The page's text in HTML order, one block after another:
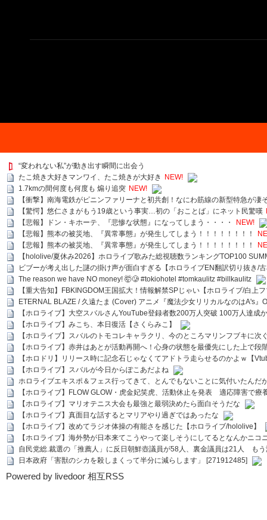
“変われない私”が動き出す瞬間に出会う
たこ焼き大好きマンワイ、たこ焼きが大好き NEW!
1.7kmの間何度も何度も 煽り追突 NEW!
【衝撃】南海電鉄がピニンファリーナと初共創！なにわ筋線の新型特急が凄
【驚愕】悠仁さまがもう19歳という事実…初の「おことば」にネット民驚嘆
【悲報】ドン・キホーテ、『悲惨な状態』になってしまう・・・・
NEW!
【悲報】熊本の被災地、『異常事態』が発生してしまう！！！！！！！！
【悲報】熊本の被災地、『異常事態』が発生してしまう！！！！！！！！
【hololive/夏休み2026】ホロライブ歌みた総視聴数ランキングTOP100
ビブーが考え出した謎の掛け声が面白すぎる【ホロライブEN翻訳切り抜き/
The reason we have NO money! 🤯🥲 #tokiohotel #tomkaulitz #billkaulitz
【重大告知】FBKINGDOM王国拡大！情報解禁SPじゃい【ホロライブ/白上
ETERNAL BLAZE / 久遠たま (Cover) アニメ『魔法少女リリカルなのはA's』
【ホロライブ】大空スバルさんYouTube登録者数200万人突破 100万人達成
【ホロライブ】みこち、本日復活【さくらみこ】
【ホロライブ】スバルのトモコレキャラクリ、今のところマリンフブキに
【ホロライブ】赤井はあとが活動再開へ！心身の状態を最優先にした上で段
【ホロドリ】リリース時に記念石じゃなくてアドトラ走らせるのかよｗ【
【ホロライブ】スバルが今日からぽこあだよね
ホロライブエキスポ＆フェス行ってきて、とんでもないことに気付いたんだ
【ホロライブ】FLOW GLOW・虎金妃笑虎、活動休止を発表 適応障害で療
【ホロライブ】マリオテニス大会も最強と最弱決めたら面白そうだな
【ホロライブ】真面目な話するとマリアやり過ぎではあったな
【ホロライブ】改めてラジオ体操の有能さを感じた【ホロライブ/hololive】
【ホロライブ】海外勢が日本来てこうやって楽しそうにしてるとなんかニコ
自民党総.裁選の「推薦人」に反日朝鮮壺議員が58人、裏金議員は21人 も
日本政府「害獣のシカを殺しまくって半分に減らします」 [271912485]
Powered by livedoor 相互RSS